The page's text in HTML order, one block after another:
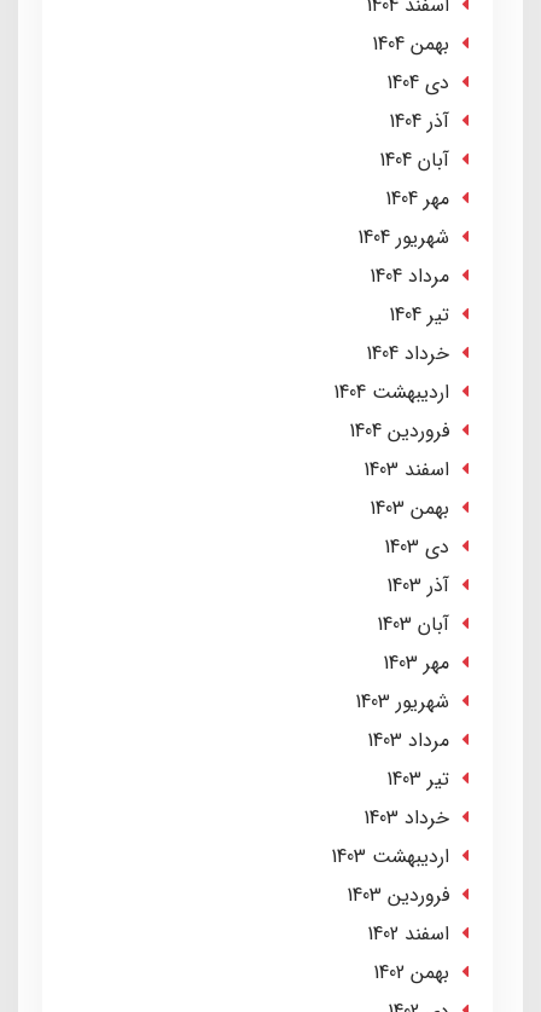
بهمن 1404
دی 1404
آذر 1404
آبان 1404
مهر 1404
شهریور 1404
مرداد 1404
تير 1404
خرداد 1404
ارديبهشت 1404
فروردین 1404
اسفند 1403
بهمن 1403
دی 1403
آذر 1403
آبان 1403
مهر 1403
شهریور 1403
مرداد 1403
تير 1403
خرداد 1403
ارديبهشت 1403
فروردین 1403
اسفند 1402
بهمن 1402